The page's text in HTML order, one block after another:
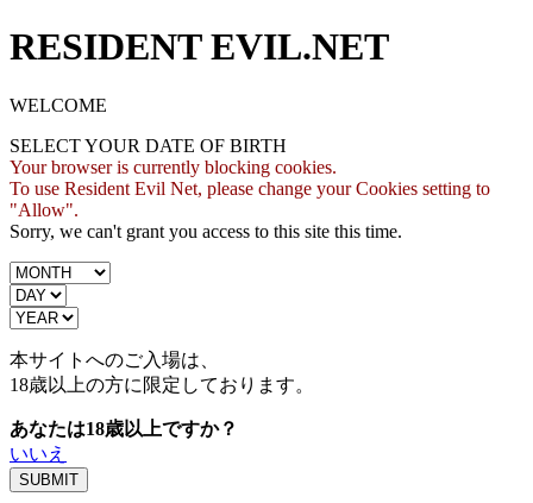
RESIDENT EVIL.NET
WELCOME
SELECT YOUR DATE OF BIRTH
Your browser is currently blocking cookies.
To use Resident Evil Net, please change your Cookies setting to
"Allow".
Sorry, we can't grant you access to this site this time.
本サイトへのご入場は、
18歳以上の方に限定しております。
あなたは18歳以上ですか？
いいえ